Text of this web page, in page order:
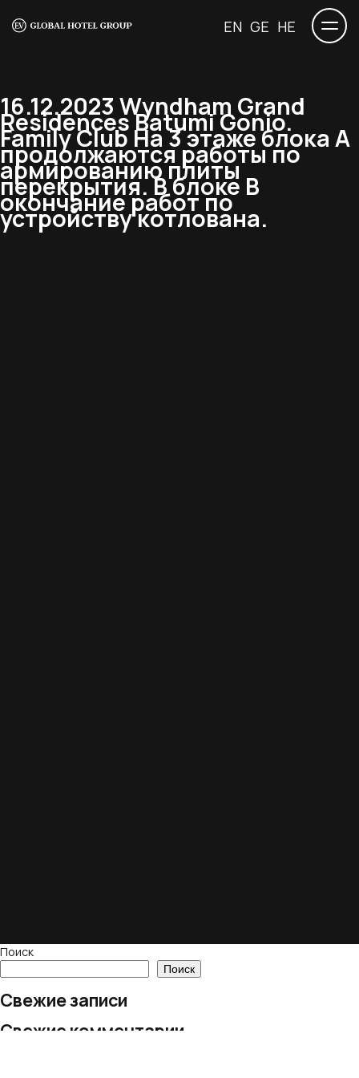
EN GE HE
16.12.2023 Wyndham Grand
Residences Batumi Gonio.
Family Club На 3 этаже блока А
продолжаются работы по
армированию плиты
перекрытия. В блоке B
окончание работ по
устройству котлована.
Поиск
Поиск
Свежие записи
Свежие комментарии